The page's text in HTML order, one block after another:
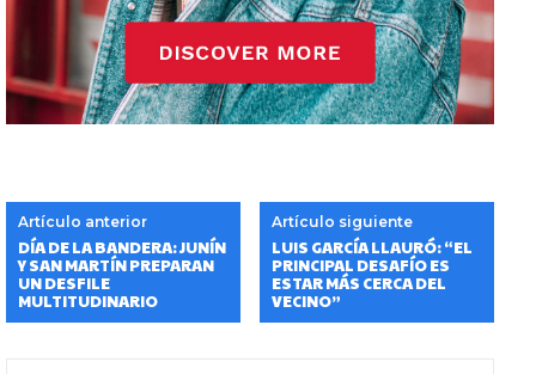
Artículo anterior
DÍA DE LA BANDERA: JUNÍN
Y SAN MARTÍN PREPARAN
UN DESFILE
MULTITUDINARIO
Artículo siguiente
LUIS GARCÍA LLAURÓ: “EL
PRINCIPAL DESAFÍO ES
ESTAR MÁS CERCA DEL
VECINO”